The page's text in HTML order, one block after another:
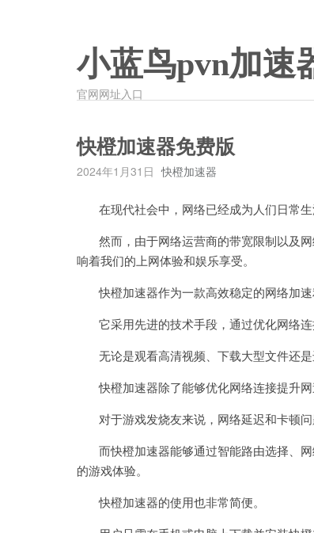
小蓝鸟pvn加速
官网网址入口
快橙加速器免费版
2024年1月31日 快橙加速器
在现代社会中，网络已经成为人们日常生
然而，由于网络运营商的带宽限制以及网
响着我们的上网体验和娱乐享受。
快橙加速器作为一款高效稳定的网络加速
它采用先进的技术手段，通过优化网络连
无论是观看高清视频、下载大型文件还是
快橙加速器除了能够优化网络连接提升网
对于游戏发烧友来说，网络延迟和卡顿问
而快橙加速器能够通过智能路由选择、网
的游戏体验。
快橙加速器的使用也非常简便。